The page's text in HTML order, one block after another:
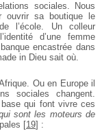
sociales. Nous
ouvrir sa boutique le
l’école. Un colleur
d’une femme
encastrée dans
in Dieu sait où.
Ou en Europe il
sociales changent.
qui font vivre ces
sont les moteurs de
[19] :